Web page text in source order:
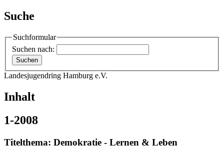
Suche
Suchformular
Suchen nach:
Landesjugendring Hamburg e.V.
Inhalt
1-2008
Titelthema: Demokratie - Lernen & Leben